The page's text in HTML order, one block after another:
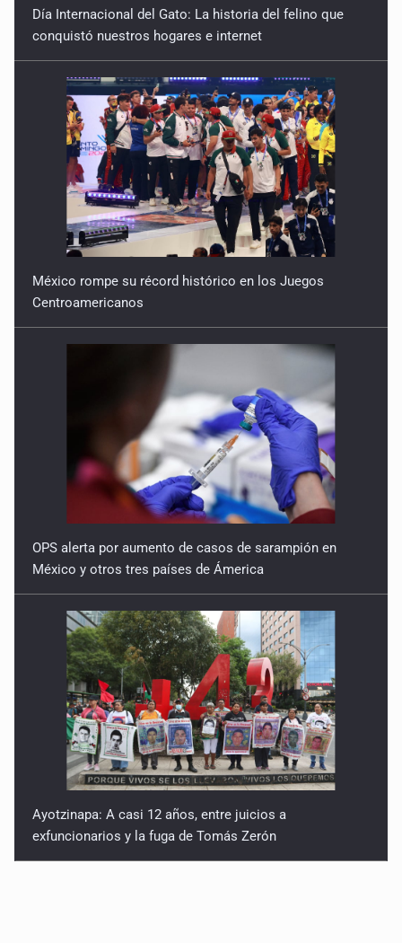
Día Internacional del Gato: La historia del felino que
conquistó nuestros hogares e internet
México rompe su récord histórico en los Juegos
Centroamericanos
OPS alerta por aumento de casos de sarampión en
México y otros tres países de Ámerica
Ayotzinapa: A casi 12 años, entre juicios a
exfuncionarios y la fuga de Tomás Zerón